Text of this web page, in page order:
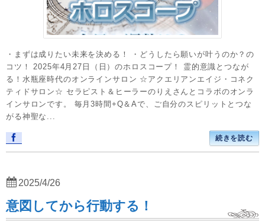
・まずは成りたい未来を決める！ ・どうしたら願いが叶うのか？の
コツ！ 2025年4月27日（日）のホロスコープ！ 霊的意識とつなが
る！水瓶座時代のオンラインサロン ☆アクエリアンエイジ・コネク
ティドサロン☆ セラピスト＆ヒーラーのりえさんとコラボのオンラ
インサロンです。 毎月3時間+Q＆Aで、ご自分のスピリットとつな
がる神聖な...
続きを読む
意図してから行動する！
2025/4/26